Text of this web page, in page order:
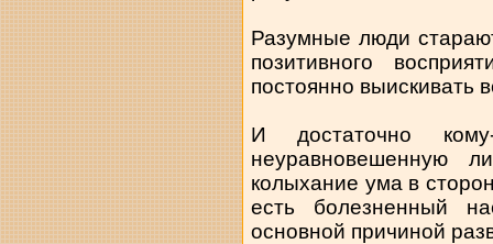
Разумные люди
позитивного
постоянно выискивать
И достаточно
неуравновешенную
колыхание ума в
есть болезненный
основной причиной